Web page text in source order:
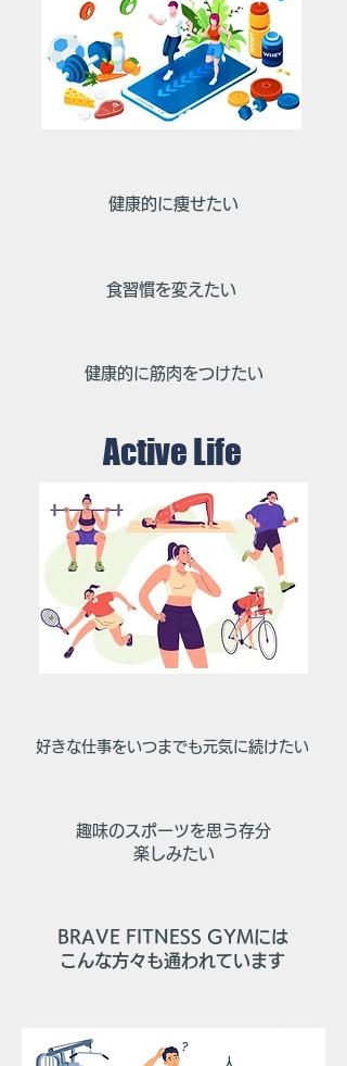
​健康的に痩せたい
​食習慣を変えたい
​健康的に筋肉をつけたい
​好きな仕事をいつまでも元気に続けたい
​趣味のスポーツを思う存分
楽しみたい
​Active Life
BRAVE FITNESS GYMには
​こんな方々も通われています